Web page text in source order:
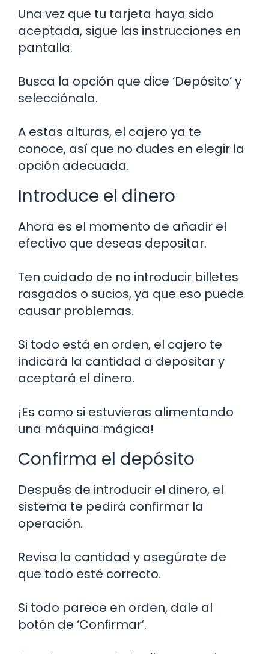
Una vez que tu tarjeta haya sido
aceptada, sigue las instrucciones en
pantalla.
Busca la opción que dice ‘Depósito’ y
selecciónala.
A estas alturas, el cajero ya te
conoce, así que no dudes en elegir la
opción adecuada.
Introduce el dinero
Ahora es el momento de añadir el
efectivo que deseas depositar.
Ten cuidado de no introducir billetes
rasgados o sucios, ya que eso puede
causar problemas.
Si todo está en orden, el cajero te
indicará la cantidad a depositar y
aceptará el dinero.
¡Es como si estuvieras alimentando
una máquina mágica!
Confirma el depósito
Después de introducir el dinero, el
sistema te pedirá confirmar la
operación.
Revisa la cantidad y asegúrate de
que todo esté correcto.
Si todo parece en orden, dale al
botón de ‘Confirmar’.